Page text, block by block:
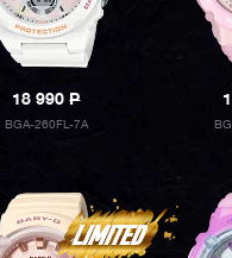
18 990P
BGA-260FL-7A